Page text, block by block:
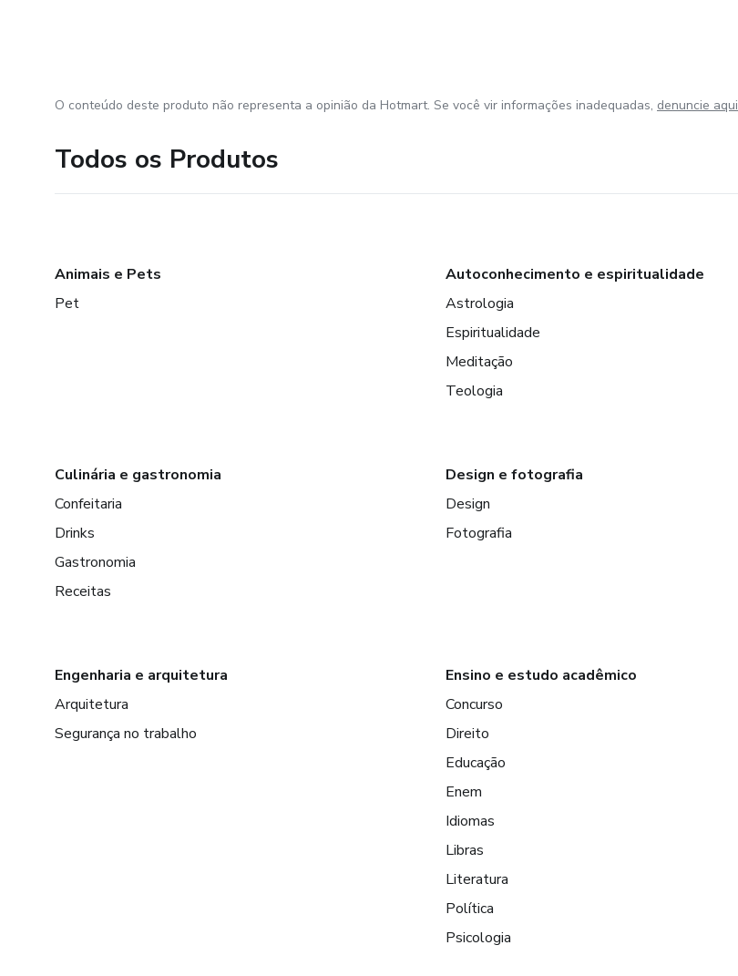
O conteúdo deste produto não representa a opinião da Hotmart. Se você vir informações inadequadas, denuncie aqui
Todos os Produtos
Animais e Pets
Pet
Autoconhecimento e espiritualidade
Astrologia
Espiritualidade
Meditação
Teologia
Culinária e gastronomia
Confeitaria
Drinks
Gastronomia
Receitas
Design e fotografia
Design
Fotografia
Engenharia e arquitetura
Arquitetura
Segurança no trabalho
Ensino e estudo acadêmico
Concurso
Direito
Educação
Enem
Idiomas
Libras
Literatura
Política
Psicologia